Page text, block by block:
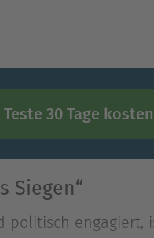
Teste 30 Tage
Siegen“
politisch engagiert,